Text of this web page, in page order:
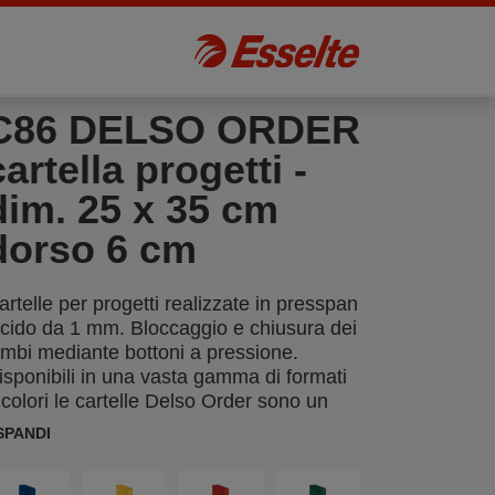
DELSO ORDER
progetti -
25 x 35 cm
6 cm
per progetti realizzate in presspan
da 1 mm. Bloccaggio e chiusura dei
mediante bottoni a pressione.
in una vasta gamma di formati
le cartelle Delso Order sono un
strumento di lavoro per la